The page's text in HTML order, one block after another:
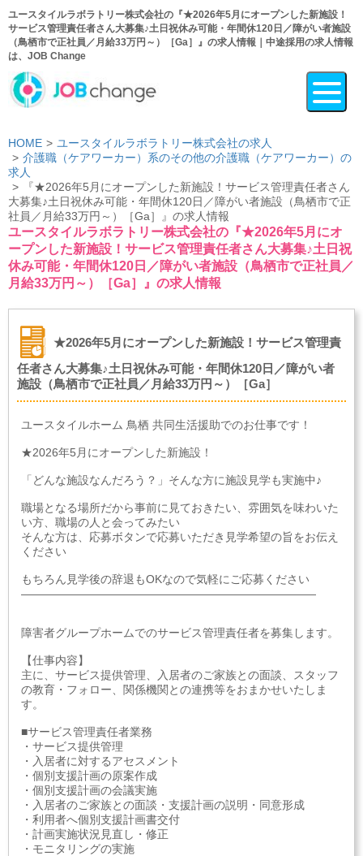
ユースタイルラボラトリー株式会社の『★2026年5月にオープンした新施設！
サービス管理責任者さん大募集♪土日祝休み可能・年間休120日／障がい者施設
（鳥栖市で正社員／月給33万円～）［Ga］』の求人情報｜中途採用の求人情報
は、JOB Change
HOME
ユースタイルラボラトリー株式会社の求人
介護職（ケアワーカー）系のその他の介護職（ケアワーカー）の
求人
『★2026年5月にオープンした新施設！サービス管理責任者さん
大募集♪土日祝休み可能・年間休120日／障がい者施設（鳥栖市で正
社員／月給33万円～）［Ga］』の求人情報
ユースタイルラボラトリー株式会社の『★2026年5月にオ
ープンした新施設！サービス管理責任者さん大募集♪土日祝
休み可能・年間休120日／障がい者施設（鳥栖市で正社員／
月給33万円～）［Ga］』の求人情報
★2026年5月にオープンした新施設！サービス管理責
任者さん大募集♪土日祝休み可能・年間休120日／障がい者
施設（鳥栖市で正社員／月給33万円～）［Ga］
ユースタイルホーム 鳥栖 共同生活援助でのお仕事です！
★2026年5月にオープンした新施設！
「どんな施設なんだろう？」そんな方に施設見学も実施中♪
職場となる場所だから事前に見ておきたい、雰囲気を味わいた
い方、職場の人と会ってみたい
そんな方は、応募ボタンで応募いただき見学希望の旨をお伝え
ください
もちろん見学後の辞退もOKなので気軽にご応募ください
――――――――――――――――――――――――――
障害者グループホームでのサービス管理責任者を募集します。
【仕事内容】
主に、サービス提供管理、入居者のご家族との面談、スタッフ
の教育・フォロー、関係機関との連携等をおまかせいたしま
す。
■サービス管理責任者業務
・サービス提供管理
・入居者に対するアセスメント
・個別支援計画の原案作成
・個別支援計画の会議実施
・入居者のご家族との面談・支援計画の説明・同意形成
・利用者へ個別支援計画書交付
・計画実施状況見直し・修正
・モニタリングの実施